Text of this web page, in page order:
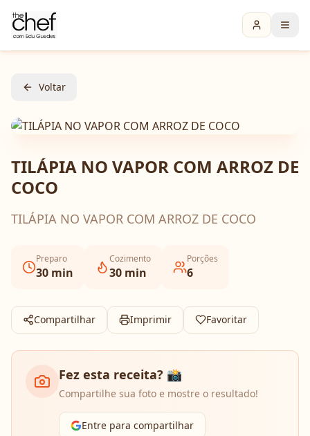
Voltar
TILÁPIA NO VAPOR COM ARROZ DE
COCO
TILÁPIA NO VAPOR COM ARROZ DE COCO
Preparo
30 min
Cozimento
30 min
Porções
6
Compartilhar Imprimir Favoritar
Fez esta receita? 📸
Compartilhe sua foto e mostre o resultado!
Entre para compartilhar